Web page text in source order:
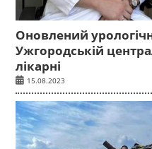
Оновлений
Ужгородській
лікарні
15.08.2023